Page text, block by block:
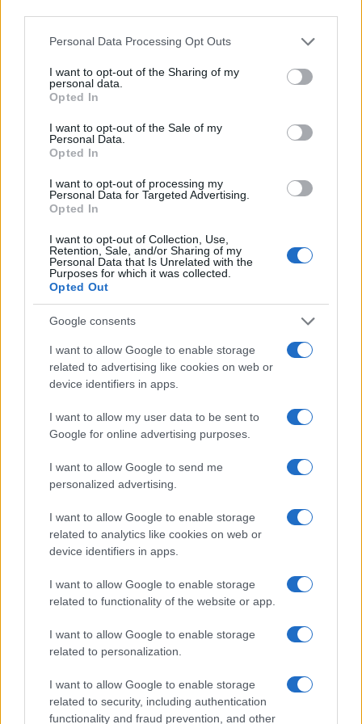
Please note that this website/app uses one or more Google
not limited to your visit or usage behaviour. You may click to
grant or deny consent to Google and its third-party tags to
use your data for below specified purposes in below Google
consent section.
Personal Data Processing Opt Outs
I want to opt-out of the Sharing of my
personal data.
Opted In
I want to opt-out of the Sale of my
Personal Data.
Opted In
I want to opt-out of processing my
Personal Data for Targeted Advertising.
Opted In
I want to opt-out of Collection, Use,
Retention, Sale, and/or Sharing of my
Personal Data that Is Unrelated with the
Purposes for which it was collected.
Opted Out
Google consents
I want to allow Google to enable storage
related to advertising like cookies on web or
device identifiers in apps.
I want to allow my user data to be sent to
Google for online advertising purposes.
I want to allow Google to send me
personalized advertising.
I want to allow Google to enable storage
related to analytics like cookies on web or
device identifiers in apps.
I want to allow Google to enable storage
related to functionality of the website or app.
I want to allow Google to enable storage
related to personalization.
I want to allow Google to enable storage
related to security, including authentication
functionality and fraud prevention, and other
un’opzione di nicchia: per le imprese e per i gestori
finanziari diventerà sempre più una condizione
necessaria per restare competitivi e per attrarre
capitali. Il percorso è ancora lungo, ma
consumatori segnano una tendenza chiara: la
finanza, in futuro, dovrà essere sostenibile per
poter esistere.
AUTORE
Ilaria Galli
Ilaria Galli ha firmato il desk che ha svelato un
caso amministrativo triestino dopo accessi agli
atti al Municipio, sostenendo la linea editoriale
di rigore documentale. Editor di redazione, ha
un tratto unico: colleziona verbali storici del
Porto Vecchio.